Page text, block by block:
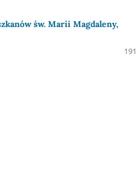
św. Marii Magdaleny,